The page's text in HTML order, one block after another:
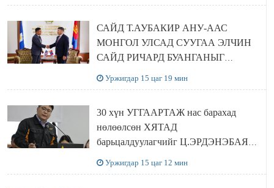
САЙД Т.АУБАКИР АНУ-ААС
МОНГОЛ УЛСАД СУУГАА ЭЛЧИН
САЙД РИЧАРД БУАНГАНЫГ
Уржигдар 15 цаг 19 мин
30 хүн УГГААРТАЖ нас барахад
нөлөөлсөн ХЯТАД
барьцалдуулагчийг Ц.ЭРДЭНЭБАЯР
Уржигдар 15 цаг 12 мин